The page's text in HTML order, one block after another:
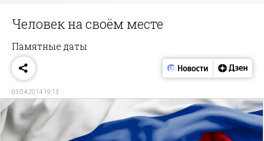
Человек на своём месте
Памятные даты
03.04.2014 19:13